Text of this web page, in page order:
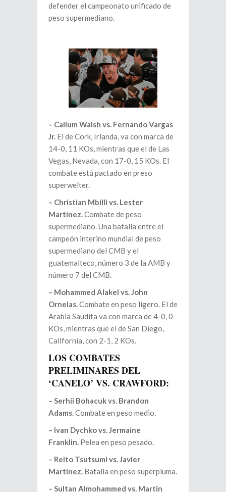
defender el campeonato unificado de
peso supermediano.
– Callum Walsh vs. Fernando Vargas
Jr. El de Cork, Irlanda, va con marca de
14-0, 11 KOs, mientras que el de Las
Vegas, Nevada, con 17-0, 15 KOs. El
combate está pactado en preso
superwelter.
– Christian Mbilli vs. Lester
Martínez.Combate de peso
supermediano. Una batalla entre el
campeón interino mundial de peso
supermediano del CMB y el
guatemalteco, número 3 de la AMB y
número 7 del CMB.
– Mohammed Alakel vs. John
Ornelas.Combate en peso ligero. El de
Arabia Saudita va con marca de 4-0, 0
KOs, mientras que el de San Diego,
California, con 2-1, 2 KOs.
LOS COMBATES
PRELIMINARES DEL
‘CANELO’ VS. CRAWFORD:
– Serhii Bohacuk vs. Brandon
Adams.Combate en peso medio.
– Ivan Dychko vs. Jermaine
Franklin. Pelea en peso pesado.
– Reito Tsutsumi vs. Javier
Martínez. Batalla en peso superpluma.
– Sultan Almohammed vs. Martin